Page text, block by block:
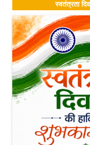
स्वतंत्रता